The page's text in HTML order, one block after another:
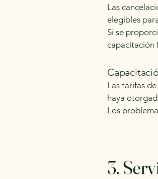
Las
elegibles
Si se
capacitación
Las tarifas
haya
Los
3.